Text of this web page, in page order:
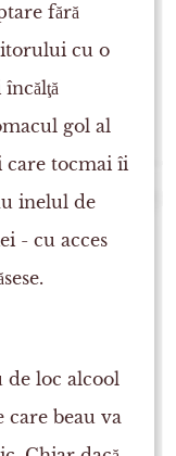
fără
cu o
gol al
care tocmai îi
inelul de
- cu acces
de loc alcool
care beau va